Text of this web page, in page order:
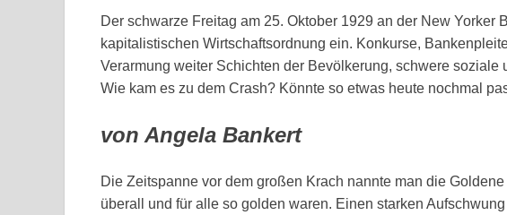
Der schwarze Freitag am 25. Oktober 1929 an der New Yorker
kapitalistischen Wirtschaftsordnung ein. Konkurse,
Verarmung weiter Schichten der Bevölkerung, schwere
Wie kam es zu dem Crash? Könnte so etwas heute nochmal
von Angela Bankert
Die Zeitspanne vor dem großen Krach nannte man die
überall und für alle so golden waren. Einen starken